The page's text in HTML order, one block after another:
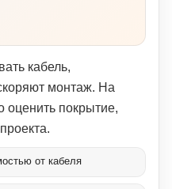
кабель,
монтаж. На
оценить покрытие,
от кабеля